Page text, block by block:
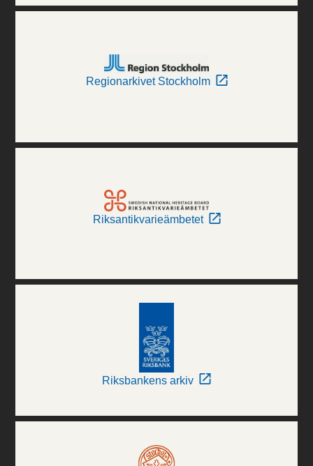
Regionarkivet Stockholm
Riksantikvarieämbetet
Riksbankens arkiv